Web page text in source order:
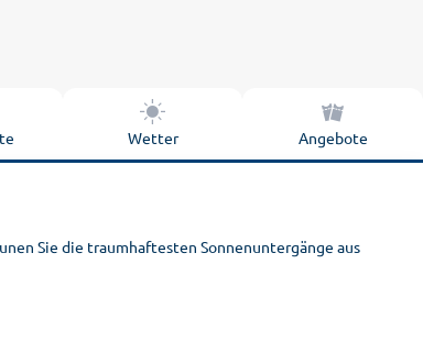
Wetter Angebote
Sie die traumhaftesten Sonnenuntergänge aus